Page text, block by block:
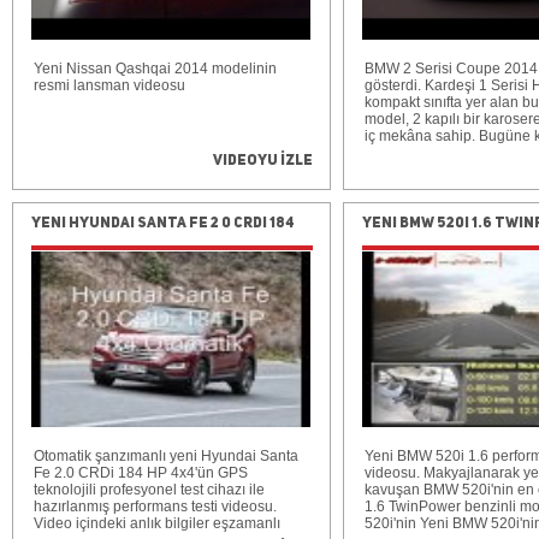
tüketim değeri ise 4.7 lt/
görebilirsiniz. Bu
test sürüşü yazısına bu
ulaşabilirsiniz:
http://
1-4-tfsi-140-hp-s-tronic-
Yeni Nissan Qashqai 2014 modelinin
resmi lansman videosu
Videoyu İzle
BMW 2 Serisi Coupe
gösterdi. Kardeşi 1 Serisi
kompakt sınıfta yer alan
model, 2 kapılı bir
iç mekâna sahip. Bugüne
Coupe 2014, 4432 mm'lik
Serisi Coupe'den 72 mm
Otomobilin 1774 mm'lik
2 Serisi Coupe 2014, 1
30 mm uzun dingil
(2690 mm). 1521 mm'lik
mm, 1556 mm'lik arka iz
mm daha fazla. 1418
Serisi Coupe'den 5 mm
olduğunu belirtelim.
specific vehicle concept
Series Coupe -- unique
faithfully reflected in its
two-door model is first
design features that
this special breed -- a
clearly defined boot and
silhouette, a long bonnet,
frameless windows and a
Yeni Hyundai Santa Fe 2 0 CRDI 184
HP 4x4 test (0-100 km/h, 100-0
km/h)
Otomatik şanzımanlı yeni Hyundai Santa
Fe 2.0 CRDi 184 HP 4x4'ün GPS
teknolojili profesyonel test cihazı ile
hazırlanmış performans testi videosu.
Video içindeki anlık bilgiler eşzamanlı
Yeni BMW 520i 1.6
170 HP test
Yeni BMW 520i 1.6
videosu. Makyajlanarak
kavuşan BMW 520i'nin
1.6 TwinPower benzinli
520i'nin Yeni BMW